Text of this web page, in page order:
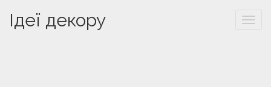
Ідеї декору